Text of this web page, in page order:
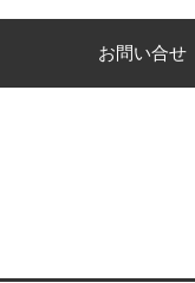
お問い合せ